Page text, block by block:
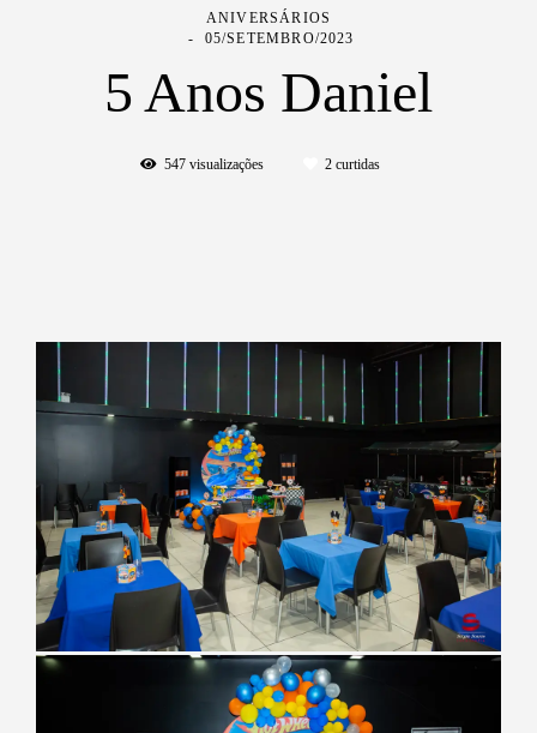
ANIVERSÁRIOS
05/SETEMBRO/2023
5 Anos Daniel
547visualizações 2curtidas